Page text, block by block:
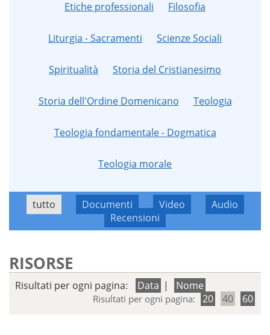
Etiche professionali Filosofia
Liturgia - Sacramenti Scienze Sociali
Spiritualità Storia del Cristianesimo
Storia dell'Ordine Domenicano Teologia
Teologia fondamentale - Dogmatica
Teologia morale
tutto Documenti Video
Audio
Recensioni
RISORSE
Risultati per ogni pagina: Data | Nome
Risultati per ogni pagina: 20 40 60